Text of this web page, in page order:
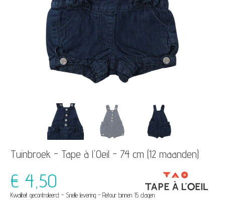
Tuinbroek - Tape à l'Oeil - 74 cm (12 maanden)
€ 4,50
Kwaliteit gecontroleerd - Snelle levering - Retour binnen 15 dagen